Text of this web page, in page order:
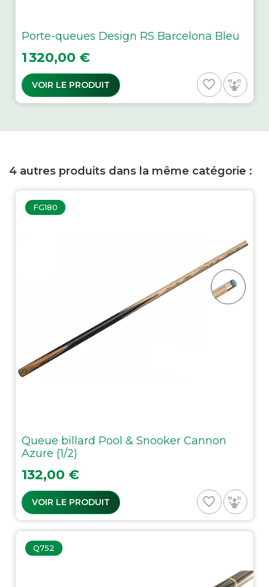
Porte-queues Design RS Barcelona Bleu
Prix
1 320,00 €
VOIR LE PRODUIT favorite_border
4 autres produits dans la même catégorie :
FG180
Queue billard Pool & Snooker Cannon
Azure (1/2)
Prix
132,00 €
VOIR LE PRODUIT favorite_border
Q752